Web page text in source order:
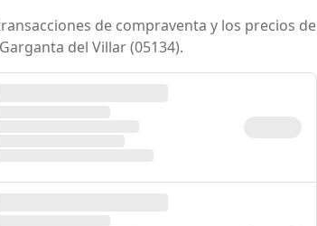
de compraventa y los precios de
del Villar (05134).